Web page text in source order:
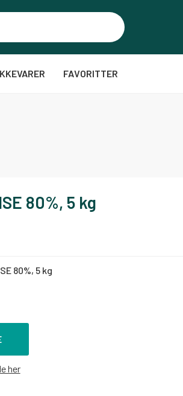
FAVORITTER
80%, 5 kg
80%, 5 kg
her